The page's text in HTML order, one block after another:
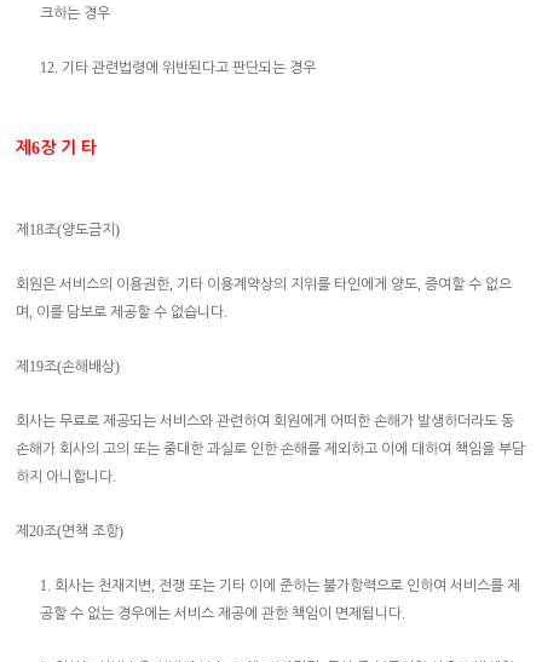
크하는 경우
12. 기타 관련법령에 위반된다고 판단되는 경우
제6장 기 타
제 18조(양도금지)
회원은 서비스의 이용권한, 기타 이용계약상의 지위를 타인에게 양도,증여할 수 없으
며 , 이를 담보로 제공할 수 없습니다.
제 19조(손해배상)
회사는 무료로 제공되는 서비스와 관련하여 회원에게 어떠한 손해가 발생하더라도 동
손해가 회사의 고의 또는 중대한 과실로 인한 손해를 제외하고 이에 대하여 책임을 부담
하지 아니합니다.
제20조(면책 조항)
1.회사는 천재지변, 전쟁 또는 기타 이에 준하는 불가항력으로 인하여 서비스를 제
공할 수 없는 경우에는 서비스 제공에 관한 책임이 면제됩니다.